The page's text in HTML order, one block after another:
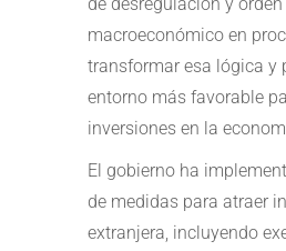
macroeconómico en
transformar esa lógica y
entorno más favorable
inversiones en la
El gobierno ha
de medidas para atraer
extranjera, incluyendo